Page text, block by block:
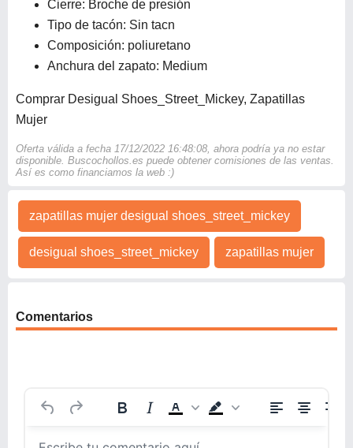
Cierre: Broche de presión
Tipo de tacón: Sin tacn
Composición: poliuretano
Anchura del zapato: Medium
Comprar Desigual Shoes_Street_Mickey, Zapatillas
Mujer
Oferta válida a fecha 17/12/2022 16:48:08, ahora podría ya no estar
disponible. Buscochollos.es puede obtener comisiones de las ventas.
Así es como financiamos la web :)
zapatillas mujer desigual shoes_street_mickey
desigual shoes_street_mickey zapatillas mujer
Comentarios